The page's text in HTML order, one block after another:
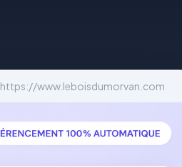
https://www.leboisdumorvan.com